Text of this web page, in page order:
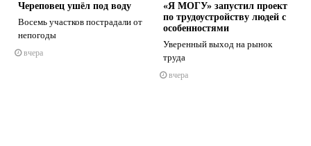
Череповец ушёл под воду
Восемь участков пострадали от
непогоды
вчера
«Я МОГУ» запустил проект
по трудоустройству людей с
особенностями
Уверенный выход на рынок
труда
вчера